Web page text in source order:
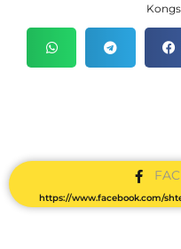
https://www.facebook.com/